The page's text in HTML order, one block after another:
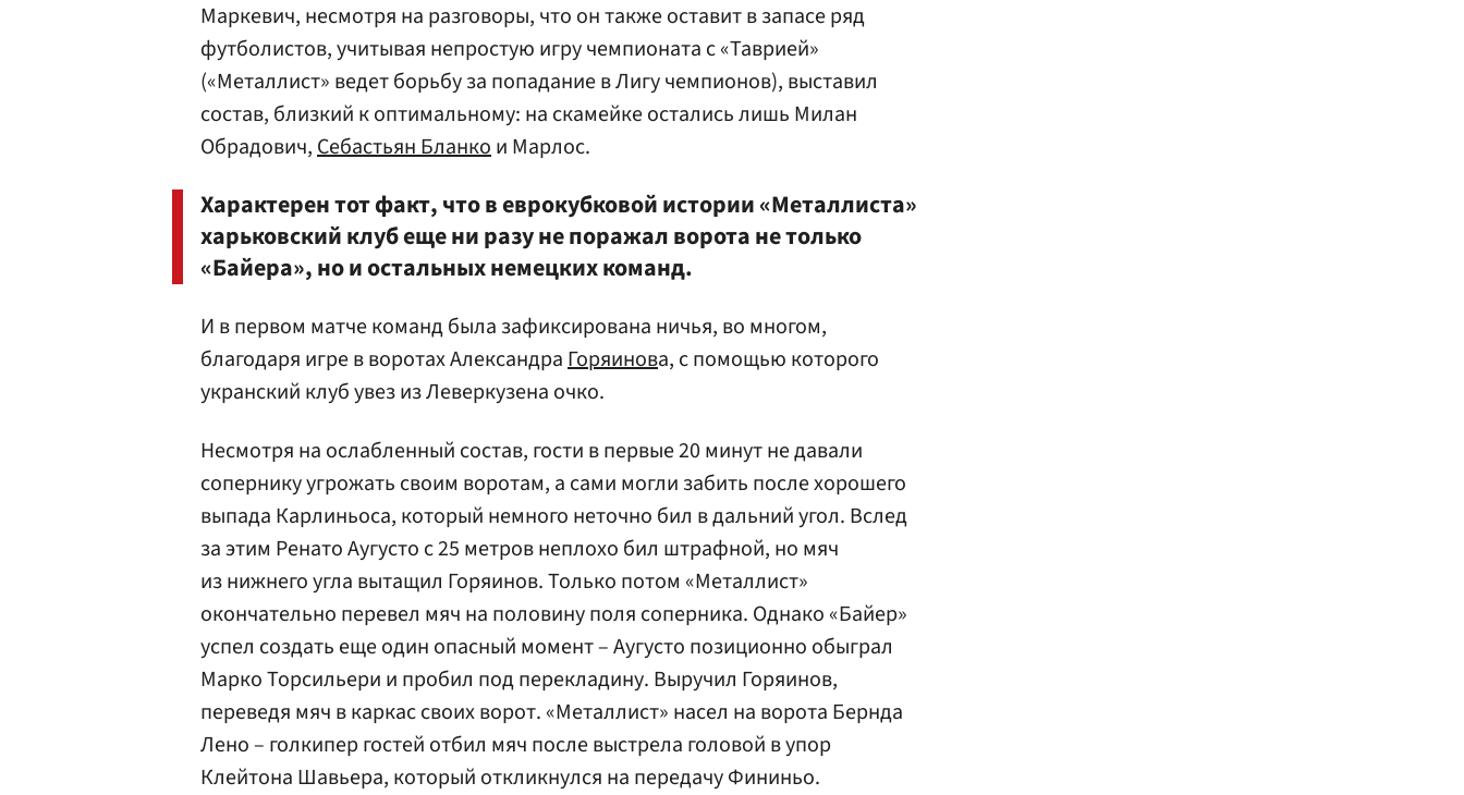
Маркевич, несмотря на разговоры, что он также оставит в запасе ряд
футболистов, учитывая непростую игру чемпионата с «Таврией»
(«Металлист» ведет борьбу за попадание в Лигу чемпионов), выставил
состав, близкий к оптимальному: на скамейке остались лишь Милан
Обрадович,Себастьян Бланкои Марлос.
Характерен тот факт, что в еврокубковой истории «Металлиста»
харьковский клуб еще ни разу не поражал ворота не только
«Байера», но и остальных немецких команд.
И в первом матче команд была зафиксирована ничья, во многом,
благодаря игре в воротах АлександраГоряинова, с помощью которого
укранский клуб увез из Леверкузена очко.
Несмотря на ослабленный состав, гости в первые 20 минут не давали
сопернику угрожать своим воротам, а сами могли забить после хорошего
выпада Карлиньоса, который немного неточно бил в дальний угол. Вслед
за этим РенатоАугусто с 25 метров неплохо бил штрафной, но мяч
из нижнего угла вытащил Горяинов. Только потом «Металлист»
окончательно перевел мяч на половину поля соперника. Однако «Байер»
успел создать еще один опасный момент – Аугусто позиционно обыграл
Марко Торсильери и пробил под перекладину. Выручил Горяинов,
переведя мяч в каркас своих ворот. «Металлист» насел на ворота Бернда
Лено – голкипер гостей отбил мяч после выстрела головой в упор
Клейтона Шавьера, который откликнулся на передачу Фининьо.